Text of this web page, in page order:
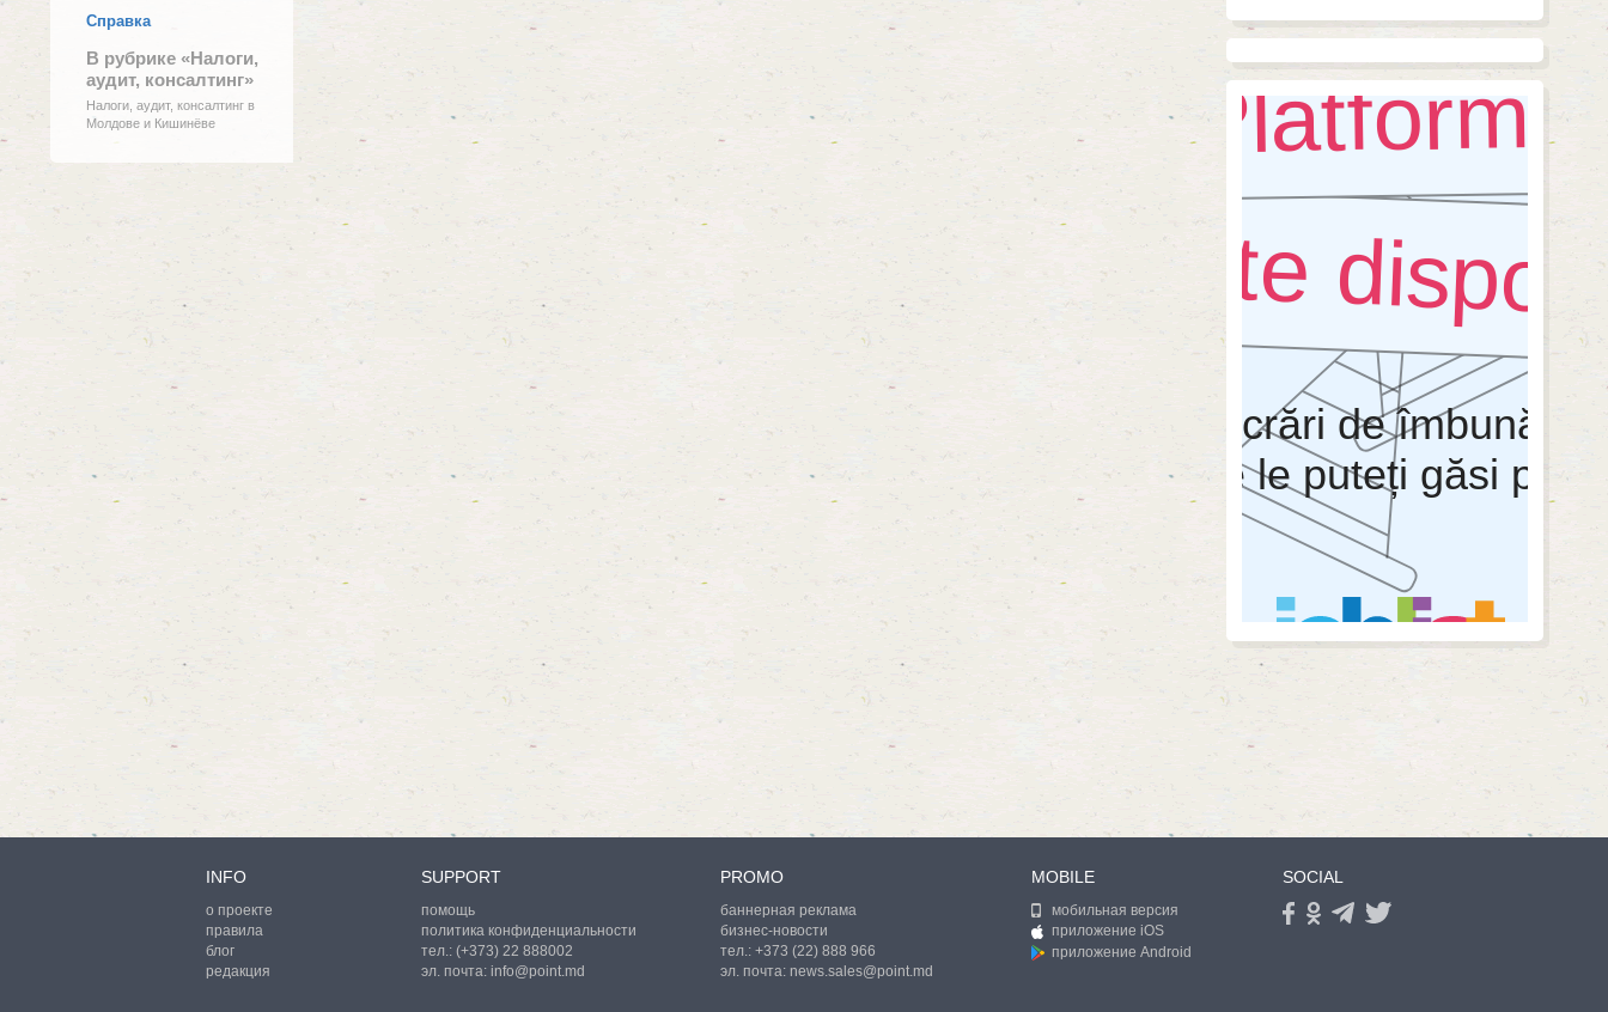
Справка
В рубрике «Налоги,
аудит, консалтинг»
Налоги, аудит, консалтинг в
Молдове и Кишинёве
INFO
о проекте
правила
блог
редакция
SUPPORT
помощь
политика конфиденциальности
тел.: (+373) 22 888002
эл. почта: info@point.md
PROMO
баннерная реклама
бизнес-новости
тел.: +373 (22) 888 966
эл. почта: news.sales@point.md
MOBILE
мобильная версия
приложение iOS
приложение Android
SOCIAL